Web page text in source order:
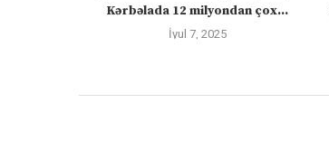
Kərbəlada 12 milyondan çox...
İyul 7, 2025